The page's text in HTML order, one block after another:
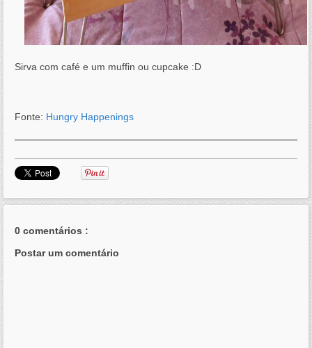
Sirva com café e um muffin ou cupcake :D
Fonte: Hungry Happenings
0 comentários :
Postar um comentário